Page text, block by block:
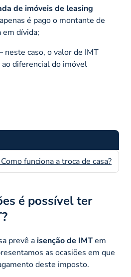
de imóveis de leasing
é pago o montante de
em dívida;
neste caso, o valor de IMT
diferencial do imóvel
funciona a troca de casa?
é possível ter
prevê a isenção de IMTem
as ocasiões em que
deste imposto.